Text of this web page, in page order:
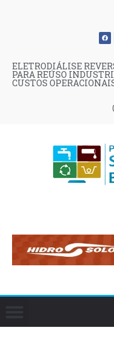
ELETRODIÁLISE
PARA REÚSO
CUSTOS